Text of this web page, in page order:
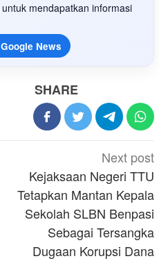
untuk mendapatkan informasi
Google News
SHARE
Next post
Kejaksaan Negeri TTU
Tetapkan Mantan Kepala
Sekolah SLBN Benpasi
Sebagai Tersangka
Dugaan Korupsi Dana